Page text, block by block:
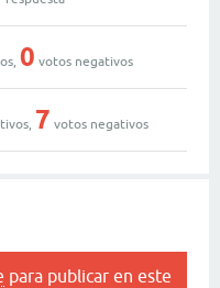
0 votos negativos
7 votos negativos
para publicar en este